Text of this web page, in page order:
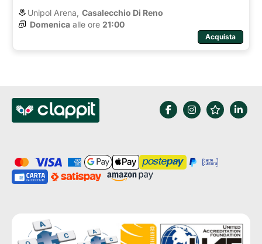
Unipol Arena, Casalecchio Di Reno
Domenica alle ore 21:00
Acquista